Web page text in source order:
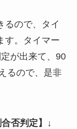
るので、タイ
す。タイマー
が出来て、90
るので、是非
否判定】 ↓